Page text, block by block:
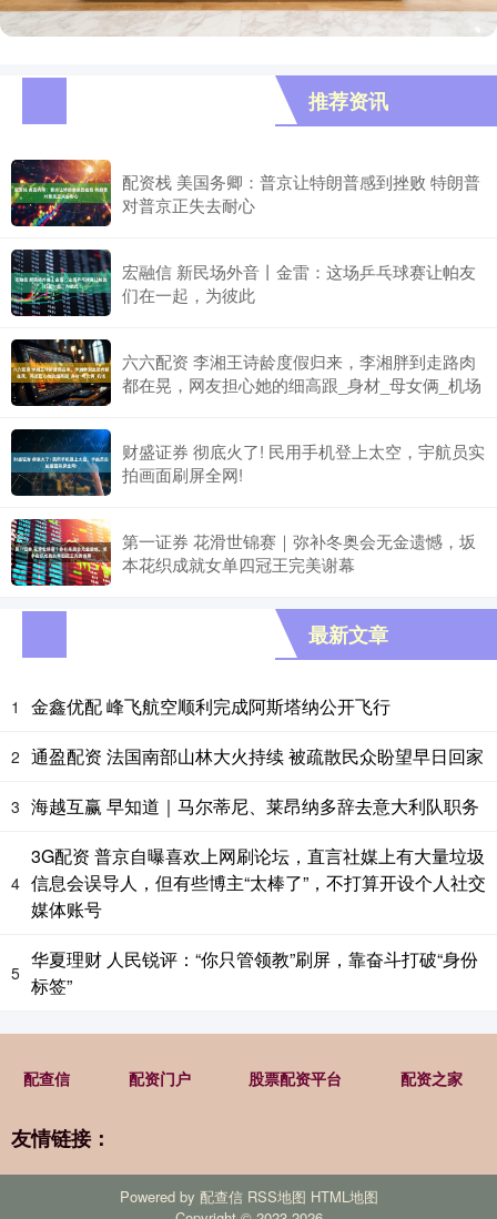
推荐资讯
配资栈 美国务卿：普京让特朗普感到挫败 特朗普
对普京正失去耐心
宏融信 新民场外音丨金雷：这场乒乓球赛让帕友
们在一起，为彼此
六六配资 李湘王诗龄度假归来，李湘胖到走路肉
都在晃，网友担心她的细高跟_身材_母女俩_机场
财盛证券 彻底火了! 民用手机登上太空，宇航员实
拍画面刷屏全网!
第一证券 花滑世锦赛｜弥补冬奥会无金遗憾，坂
本花织成就女单四冠王完美谢幕
最新文章
1 金鑫优配 峰飞航空顺利完成阿斯塔纳公开飞行
2 通盈配资 法国南部山林大火持续 被疏散民众盼望早日回家
3 海越互赢 早知道｜马尔蒂尼、莱昂纳多辞去意大利队职务
4
3G配资 普京自曝喜欢上网刷论坛，直言社媒上有大量垃圾
信息会误导人，但有些博主“太棒了”，不打算开设个人社交
媒体账号
5
华夏理财 人民锐评：“你只管领教”刷屏，靠奋斗打破“身份
标签”
配查信 配资门户 股票配资平台 配资之家
友情链接：
Powered by 配查信 RSS地图 HTML地图